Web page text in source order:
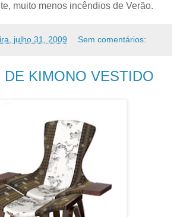
muito menos incêndios de Verão.
julho 31, 2009 Sem comentários:
DE KIMONO VESTIDO